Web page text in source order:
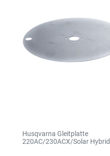
Husqvarna Gleitplatte
220AC/230ACX/Solar Hybrid